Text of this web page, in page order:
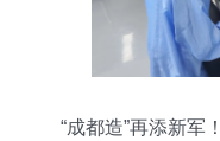
“成都造”再添新军